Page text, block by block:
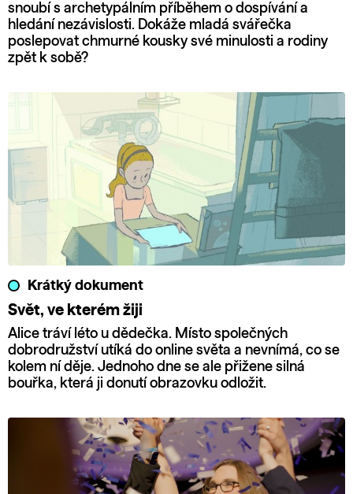
snoubí s archetypálním příběhem o dospívání a
hledání nezávislosti. Dokáže mladá svářečka
poslepovat chmurné kousky své minulosti a rodiny
zpět k sobě?
Krátký dokument
Svět, ve kterém žiji
Alice tráví léto u dědečka. Místo společných
dobrodružství utíká do online světa a nevnímá, co se
kolem ní děje. Jednoho dne se ale přižene silná
bouřka, která ji donutí obrazovku odložit.